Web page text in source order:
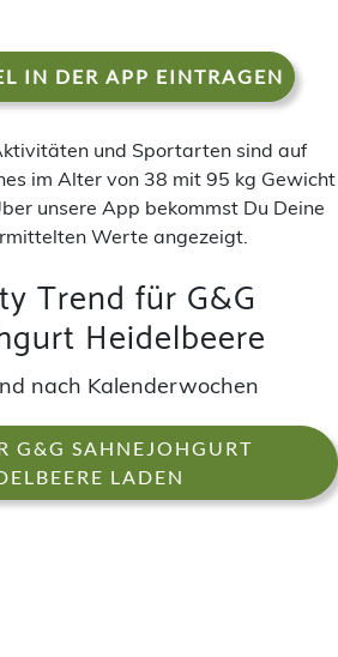
IN DER APP EINTRAGEN
und Sportarten sind auf
im Alter von 38 mit 95 kg Gewicht
unsere App bekommst Du Deine
Werte angezeigt.
Trend für G&G
Heidelbeere
nach Kalenderwochen
G&G SAHNEJOHGURT
LADEN